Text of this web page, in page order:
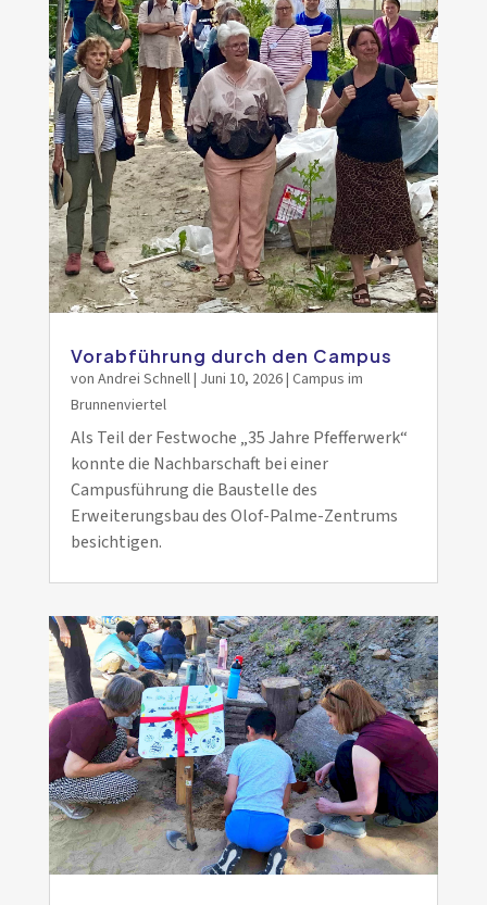
Vorabführung durch den Campus
von Andrei Schnell| Juni 10, 2026| Campus im
Brunnenviertel
Als Teil der Festwoche „35 Jahre Pfefferwerk“
konnte die Nachbarschaft bei einer
Campusführung die Baustelle des
Erweiterungsbau des Olof-Palme-Zentrums
besichtigen.